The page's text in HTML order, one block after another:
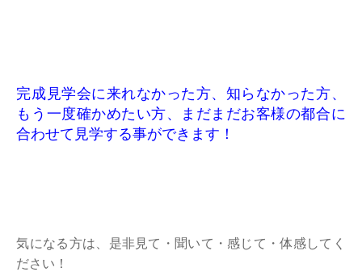
完成見学会に来れなかった方、知らなかった方、
もう一度確かめたい方、まだまだお客様の都合に
合わせて見学する事ができます！
気になる方は、是非見て・聞いて・感じて・体感してく
ださい！